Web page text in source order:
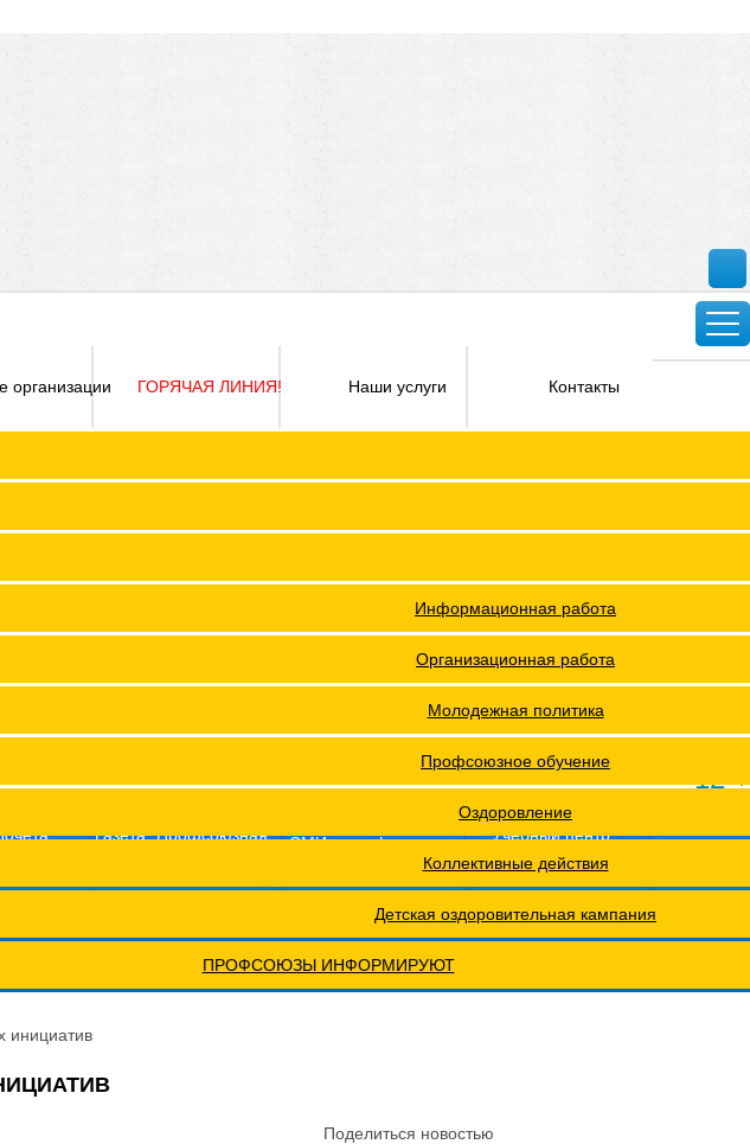
Решения Советов Федерации
Постановления президиумов
данные о результатах проведения специальной оценки условий труда (СОУТ)
Научно-практическая конференция МОТ- ФНПР
ПРОФСОЮЗЫ ИНФОРМИРУЮТ
Информационная работа
Организационная работа
Молодежная политика
Профсоюзное обучение
Оздоровление
Коллективные действия
Детская оздоровительная кампания
организации ГОРЯЧАЯ ЛИНИЯ! Наши услуги Контакты
12 +
Газета "Профсоюзная
СМИ о профсоюзах
Учебный центр
инициатив
Поделиться новостью